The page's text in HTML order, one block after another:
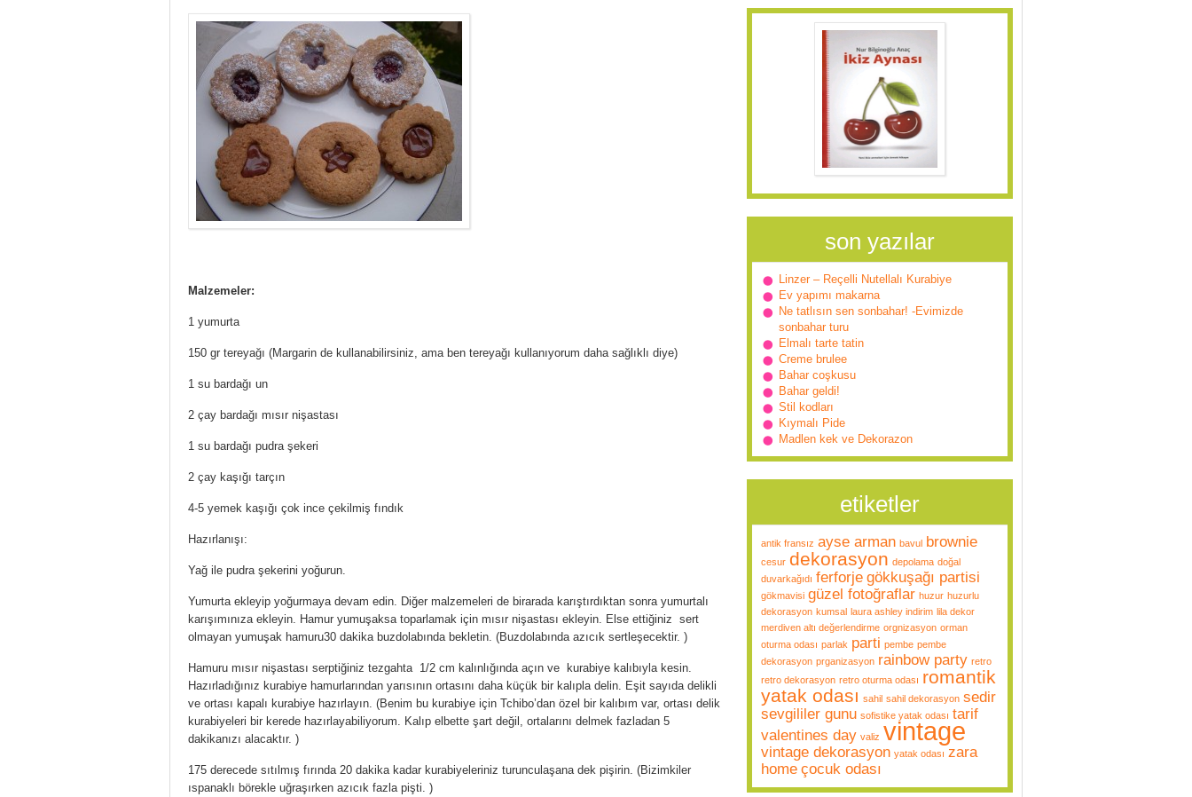
Malzemeler:
1 yumurta
150 gr tereyağı (Margarin de kullanabilirsiniz, ama ben tereyağı kullanıyorum daha sağlıklı diye)
1 su bardağı un
2 çay bardağı mısır nişastası
1 su bardağı pudra şekeri
2 çay kaşığı tarçın
4-5 yemek kaşığı çok ince çekilmiş fındık
Hazırlanışı:
Yağ ile pudra şekerini yoğurun.
Yumurta ekleyip yoğurmaya devam edin. Diğer malzemeleri de birarada karıştırdıktan sonra yumurtalı
karışımınıza ekleyin. Hamur yumuşaksa toparlamak için mısır nişastası ekleyin. Else ettiğiniz sert
olmayan yumuşak hamuru30 dakika buzdolabında bekletin. (Buzdolabında azıcık sertleşecektir. )
Hamuru mısır nişastası serptiğiniz tezgahta 1/2 cm kalınlığında açın ve kurabiye kalıbıyla kesin.
Hazırladığınız kurabiye hamurlarından yarısının ortasını daha küçük bir kalıpla delin. Eşit sayıda delikli
ve ortası kapalı kurabiye hazırlayın. (Benim bu kurabiye için Tchibo’dan özel bir kalıbım var, ortası delik
kurabiyeleri bir kerede hazırlayabiliyorum. Kalıp elbette şart değil, ortalarını delmek fazladan 5
dakikanızı alacaktır. )
175 derecede sıtılmış fırında 20 dakika kadar kurabiyeleriniz turunculaşana dek pişirin. (Bizimkiler
ıspanaklı börekle uğraşırken azıcık fazla pişti. )
son yazılar
Linzer – Reçelli Nutellalı Kurabiye
Ev yapımı makarna
Ne tatlısın sen sonbahar! -Evimizde
sonbahar turu
Elmalı tarte tatin
Creme brulee
Bahar coşkusu
Bahar geldi!
Stil kodları
Kıymalı Pide
Madlen kek ve Dekorazon
etiketler
antik fransız ayse arman bavul brownie
cesur dekorasyon depolama doğal
duvarkağıdı ferforje gökkuşağı partisi
gökmavisi güzel fotoğraflar huzur huzurlu
dekorasyon kumsal laura ashley indirim lila dekor
merdiven altı değerlendirme orgnizasyon orman
oturma odası parlak parti pembe pembe
dekorasyon prganizasyon rainbow party retro
retro dekorasyon retro oturma odası romantik
yatak odası sahil sahil dekorasyon sedir
sevgililer gunu sofistike yatak odası tarif
valentines day valiz vintage
vintage dekorasyon yatak odası zara
home çocuk odası